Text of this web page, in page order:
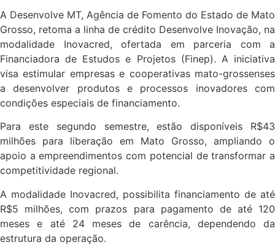
A Desenvolve MT, Agência de Fomento do Estado de Mato
Grosso, retoma a linha de crédito Desenvolve Inovação, na
modalidade Inovacred, ofertada em parceria com a
Financiadora de Estudos e Projetos (Finep). A iniciativa
visa estimular empresas e cooperativas mato-grossenses
a desenvolver produtos e processos inovadores com
condições especiais de financiamento.
Para este segundo semestre, estão disponíveis R$43
milhões para liberação em Mato Grosso, ampliando o
apoio a empreendimentos com potencial de transformar a
competitividade regional.
A modalidade Inovacred, possibilita financiamento de até
R$5 milhões, com prazos para pagamento de até 120
meses e até 24 meses de carência, dependendo da
estrutura da operação.